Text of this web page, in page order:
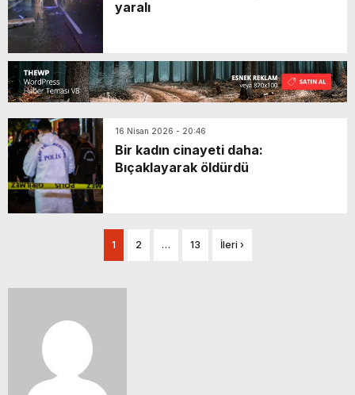
yaralı
16 Nisan 2026 - 20:46
Bir kadın cinayeti daha:
Bıçaklayarak öldürdü
1 2 … 13 İleri ›